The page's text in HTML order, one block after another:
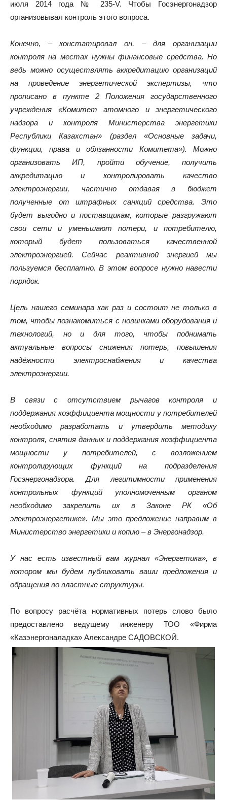
июля 2014 года № 235-V. Чтобы Госэнергонадзор
организовывал контроль этого вопроса.
Конечно, – констатировал он, – для организации
контроля на местах нужны финансовые средства. Но
ведь можно осуществлять аккредитацию организаций
на проведение энергетической экспертизы, что
прописано в пункте 2 Положения государственного
учреждения «Комитет атомного и энергетического
надзора и контроля Министерства энергетики
Республики Казахстан» (раздел «Основные задачи,
функции, права и обязанности Комитета»). Можно
организовать ИП, пройти обучение, получить
аккредитацию и контролировать качество
электроэнергии, частично отдавая в бюджет
полученные от штрафных санкций средства. Это
будет выгодно и поставщикам, которые разгружают
свои сети и уменьшают потери, и потребителю,
который будет пользоваться качественной
электроэнергией. Сейчас реактивной энергией мы
пользуемся бесплатно. В этом вопросе нужно навести
порядок.
Цель нашего семинара как раз и состоит не только в
том, чтобы познакомиться с новинками оборудования и
технологий, но и для того, чтобы поднимать
актуальные вопросы снижения потерь, повышения
надёжности электроснабжения и качества
электроэнергии.
В связи с отсутствием рычагов контроля и
поддержания коэффициента мощности у потребителей
необходимо разработать и утвердить методику
контроля, снятия данных и поддержания коэффициента
мощности у потребителей, с возложением
контролирующих функций на подразделения
Госэнергонадзора. Для легитимности применения
контрольных функций уполномоченным органом
необходимо закрепить их в Законе РК «Об
электроэнергетике». Мы это предложение направим в
Министерство энергетики и копию – в Энергонадзор.
У нас есть известный вам журнал «Энергетика», в
котором мы будем публиковать ваши предложения и
обращения во властные структуры.
По вопросу расчёта нормативных потерь слово было
предоставлено ведущему инженеру ТОО «Фирма
«Казэнергоналадка» Александре САДОВСКОЙ.